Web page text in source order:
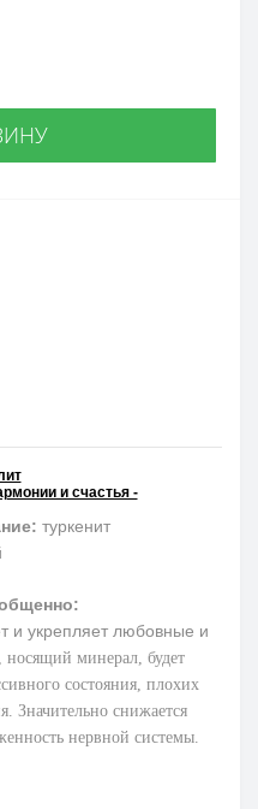
и счастья -
туркенит
укрепляет любовные и
носящий минерал, будет
состояния, плохих
Значительно снижается
нервной системы.